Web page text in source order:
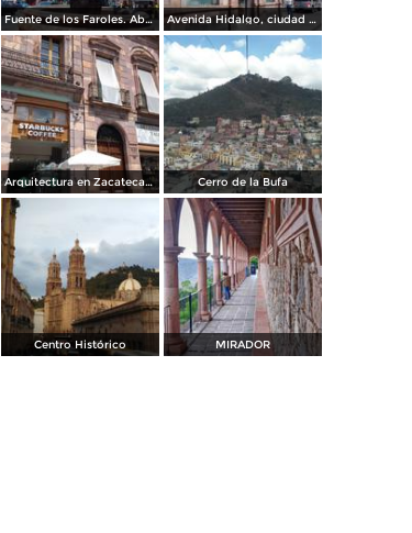
Fuente de los Faroles. Abril/2017 Avenida Hidalgo, ciudad de Zacatecas. Abril/2017
Arquitectura en Zacatecas. Abril/2017 Cerro de la Bufa
Centro Histórico MIRADOR